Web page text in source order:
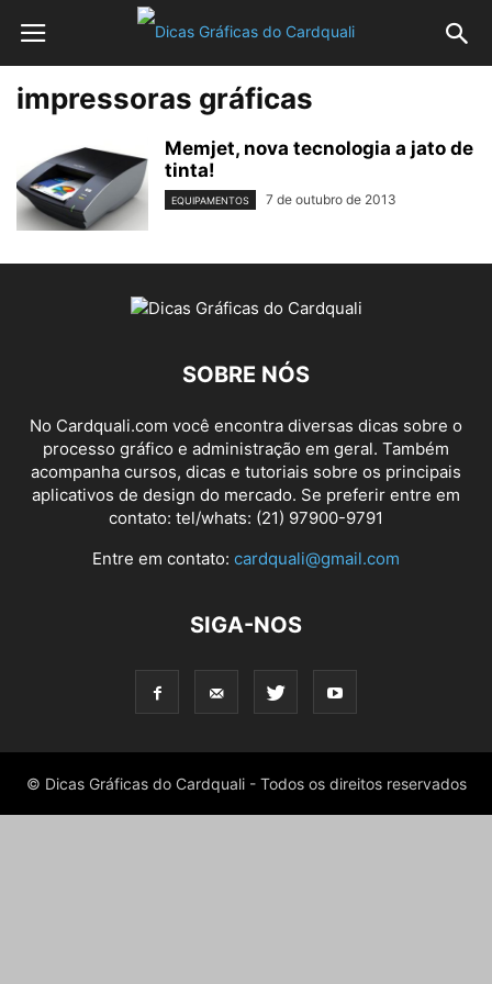
impressoras gráficas
Memjet, nova tecnologia a jato de
tinta!
EQUIPAMENTOS 7 de outubro de 2013
SOBRE NÓS
No Cardquali.com você encontra diversas dicas sobre o
processo gráfico e administração em geral. Também
acompanha cursos, dicas e tutoriais sobre os principais
aplicativos de design do mercado. Se preferir entre em
contato: tel/whats: (21) 97900-9791
Entre em contato: cardquali@gmail.com
SIGA-NOS
© Dicas Gráficas do Cardquali - Todos os direitos reservados